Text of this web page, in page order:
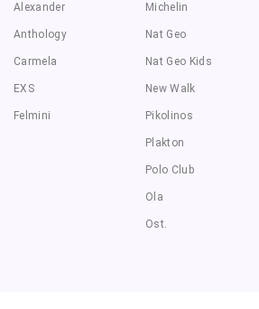
Alexander
Anthology
Carmela
EXS
Felmini
Michelin
Nat Geo
Nat Geo Kids
New Walk
Pikolinos
Plakton
Polo Club
Ola
Ost.